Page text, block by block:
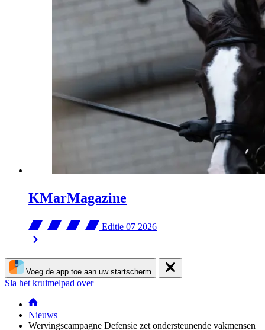
KMarMagazine
Editie 07 2026
Voeg de app toe aan uw startscherm
Sla het kruimelpad over
Nieuws
Wervingscampagne Defensie zet ondersteunende vakmensen